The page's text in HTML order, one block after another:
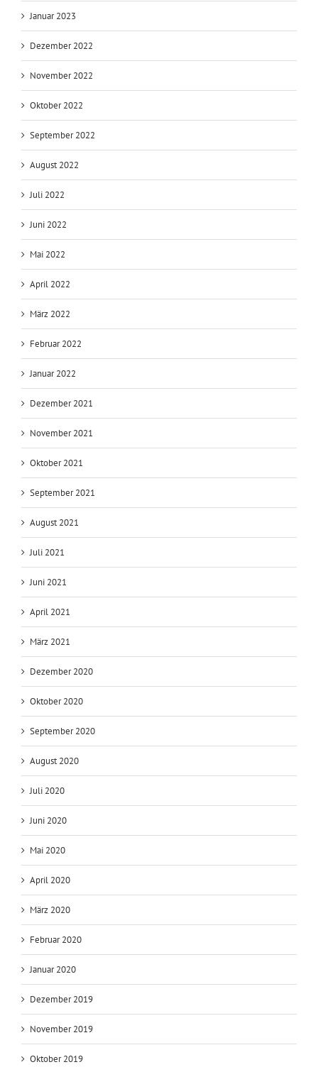
Januar 2023
Dezember 2022
November 2022
Oktober 2022
September 2022
August 2022
Juli 2022
Juni 2022
Mai 2022
April 2022
März 2022
Februar 2022
Januar 2022
Dezember 2021
November 2021
Oktober 2021
September 2021
August 2021
Juli 2021
Juni 2021
April 2021
März 2021
Dezember 2020
Oktober 2020
September 2020
August 2020
Juli 2020
Juni 2020
Mai 2020
April 2020
März 2020
Februar 2020
Januar 2020
Dezember 2019
November 2019
Oktober 2019